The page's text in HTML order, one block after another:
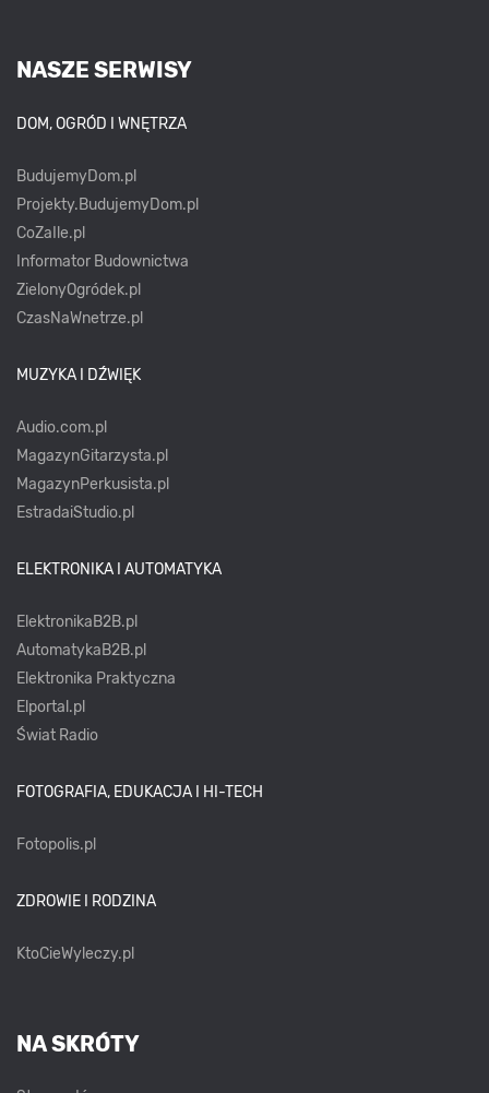
NASZE SERWISY
DOM, OGRÓD I WNĘTRZA
BudujemyDom.pl
Projekty.BudujemyDom.pl
CoZaIle.pl
Informator Budownictwa
ZielonyOgródek.pl
CzasNaWnetrze.pl
MUZYKA I DŹWIĘK
Audio.com.pl
MagazynGitarzysta.pl
MagazynPerkusista.pl
EstradaiStudio.pl
ELEKTRONIKA I AUTOMATYKA
ElektronikaB2B.pl
AutomatykaB2B.pl
Elektronika Praktyczna
Elportal.pl
Świat Radio
FOTOGRAFIA, EDUKACJA I HI-TECH
Fotopolis.pl
ZDROWIE I RODZINA
KtoCieWyleczy.pl
NA SKRÓTY